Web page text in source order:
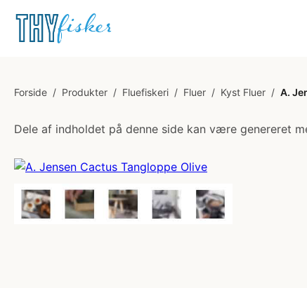
Forside / Produkter / Fluefiskeri / Fluer / Kyst Fluer / A.
Dele af indholdet på denne side kan være genereret